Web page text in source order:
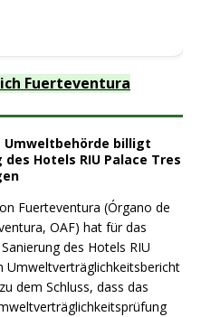
Fuerteventura
Umweltbehörde billigt
Hotels RIU Palace Tres
Fuerteventura (Órgano de
OAF) hat für das
des Hotels RIU
Umweltverträglichkeitsbericht
dem Schluss, dass das